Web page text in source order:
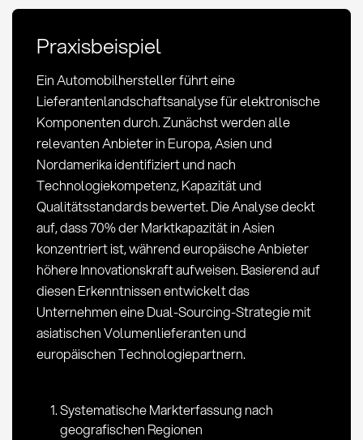
Methoden
Einkauf
Praxisbeispiel
Ein Automobilhersteller führt eine
Lieferantenlandschaftsanalyse für elektronische
Komponenten durch. Zunächst werden alle
relevanten Anbieter in Europa, Asien und
Nordamerika identifiziert und nach
Technologiekompetenz, Kapazität und
Qualitätsstandards bewertet. Die Analyse deckt
auf, dass 70% der Marktkapazität in Asien
konzentriert ist, während europäische Anbieter
höhere Innovationskraft aufweisen. Basierend auf
diesen Erkenntnissen entwickelt das
Unternehmen eine Dual-Sourcing-Strategie mit
asiatischen Volumenlieferanten und
europäischen Technologiepartnern.
Systematische Markterfassung nach
geografischen Regionen